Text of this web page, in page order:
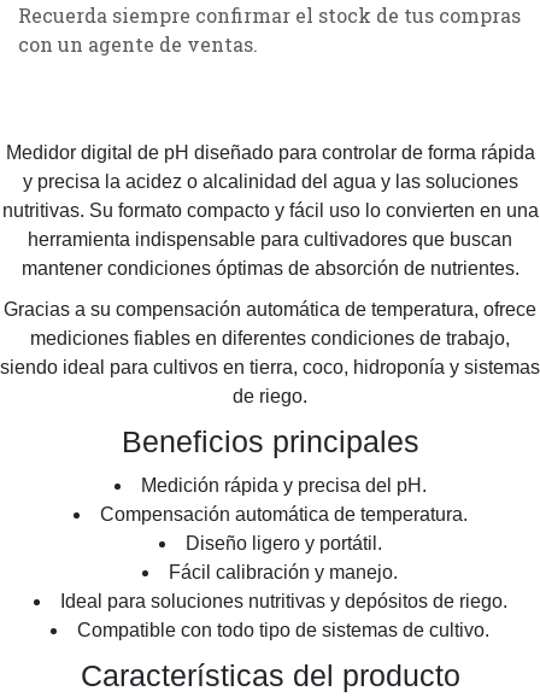
Recuerda siempre confirmar el stock de tus compras
con un agente de ventas.
Medidor digital de pH diseñado para controlar de forma rápida
y precisa la acidez o alcalinidad del agua y las soluciones
nutritivas. Su formato compacto y fácil uso lo convierten en una
herramienta indispensable para cultivadores que buscan
mantener condiciones óptimas de absorción de nutrientes.
Gracias a su compensación automática de temperatura, ofrece
mediciones fiables en diferentes condiciones de trabajo,
siendo ideal para cultivos en tierra, coco, hidroponía y sistemas
de riego.
Beneficios principales
Medición rápida y precisa del pH.
Compensación automática de temperatura.
Diseño ligero y portátil.
Fácil calibración y manejo.
Ideal para soluciones nutritivas y depósitos de riego.
Compatible con todo tipo de sistemas de cultivo.
Características del producto